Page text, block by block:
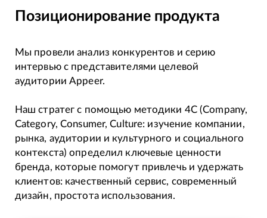
Позиционирование продукта
Мы провели анализ конкурентов и серию
интервью с представителями целевой
аудитории Appeer.
Наш стратег с помощью методики 4C (Company,
Category, Consumer, Culture: изучение компании,
рынка, аудитории и культурного и социального
контекста) определил ключевые ценности
бренда, которые помогут привлечь и удержать
клиентов: качественный сервис, современный
дизайн, простота использования.